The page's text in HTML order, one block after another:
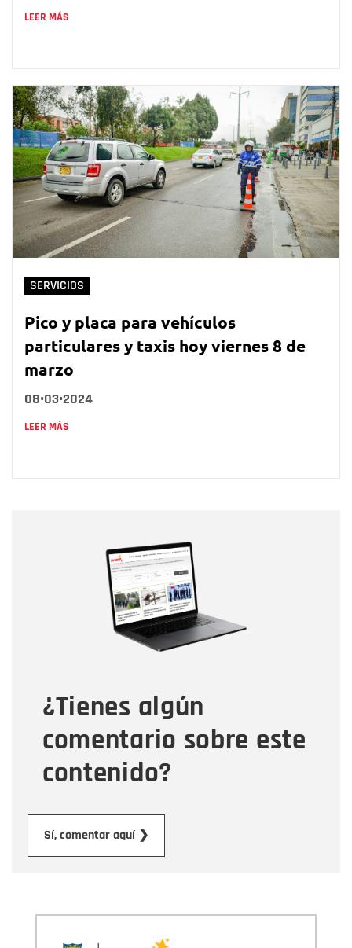
LEER MÁS
SERVICIOS
Pico y placa para vehículos
particulares y taxis hoy viernes 8 de
marzo
08•03•2024
LEER MÁS
¿Tienes algún
comentario sobre este
contenido?
Sí, comentar aquí ❯
Correo electrónico
Tipo de comentario
Mensaje